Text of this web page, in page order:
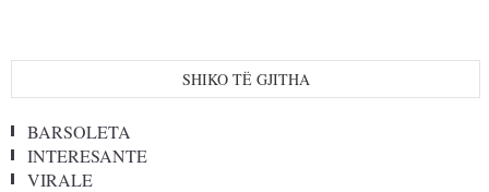
SHIKO TË GJITHA
BARSOLETA
INTERESANTE
VIRALE